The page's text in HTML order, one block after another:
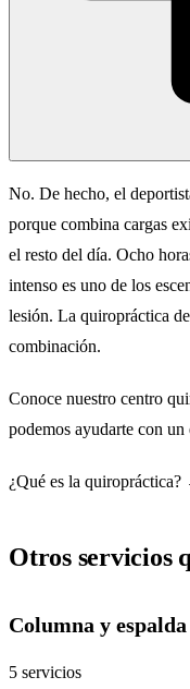
No. De hecho, el
porque combina cargas
el resto del día. Ocho
intenso es uno de los
lesión. La quiropráctica
combinación.
Conoce nuestro centro
podemos ayudarte con
¿Qué es la quiropráctica?
Otros servicios
Columna y espalda
5 servicios